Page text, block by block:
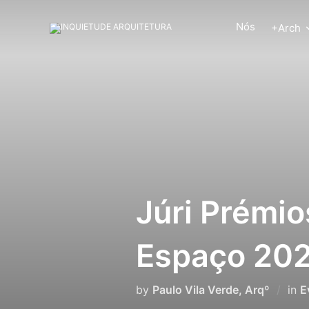
Nós +Arch
Júri
Espaço
by Paulo Vila Verde, Arqº in